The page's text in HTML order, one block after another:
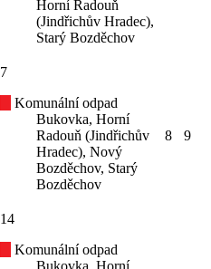
Horní Radouň
(Jindřichův Hradec),
Starý Bozděchov
7
Komunální odpad
Bukovka, Horní
Radouň (Jindřichův
Hradec), Nový
Bozděchov, Starý
Bozděchov
8 9
14
Komunální odpad
Bukovka, Horní